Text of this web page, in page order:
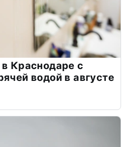
Краснодаре с
водой в августе